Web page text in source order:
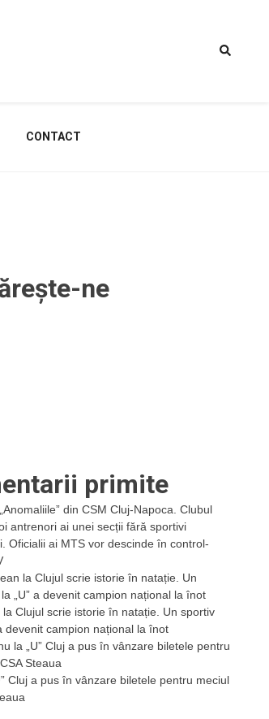
CONTACT
ne
primite
„Anomaliile” din CSM Cluj-Napoca. Clubul
antrenori ai unei secții fără sportivi
Oficialii ai MTS vor descinde în control-
la Clujul scrie istorie în natație. Un
„U” a devenit campion național la înot
la Clujul scrie istorie în natație. Un sportiv
devenit campion național la înot
la
„U” Cluj a pus în vânzare biletele pentru
Steaua
Cluj a pus în vânzare biletele pentru meciul